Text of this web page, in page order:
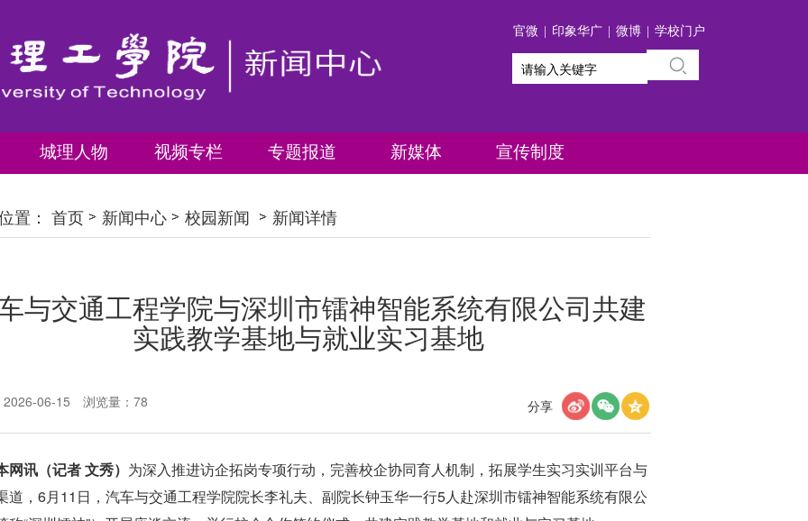
官微 印象华广 微博 学校门户
城理人物 视频专栏 专题报道 新媒体 宣传制度
置： 首页 新闻中心 校园新闻 新闻详情
与交通工程学院与深圳市镭神智能系统有限公司共建
实践教学基地与就业实习基地
2026-06-15 浏览量： 78 分享
网讯（记者 文秀） 为深入推进访企拓岗专项行动，完善校企协同育人机制，拓展学生实习实训平台与
道，6月11日，汽车与交通工程学院院长李礼夫、副院长钟玉华一行5人赴深圳市镭神智能系统有限公